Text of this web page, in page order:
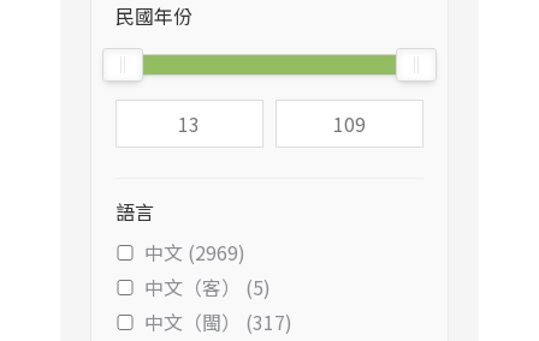
民國年份
語言
中文 (2969)
中文（客） (5)
中文（閩） (317)